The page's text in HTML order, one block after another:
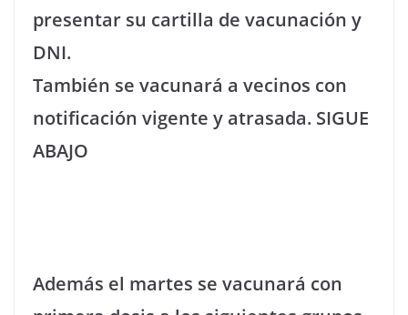
presentar su cartilla de vacunación y
DNI.
También se vacunará a vecinos con
notificación vigente y atrasada. SIGUE
ABAJO
Además el martes se vacunará con